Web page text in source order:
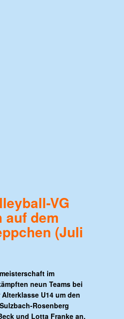
VG
auf dem
(Juli
im
neun Teams bei
U14 um den
Rosenberg
und Lotta Franke an,